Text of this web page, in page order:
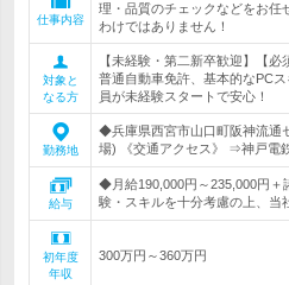
仕事内容
理・品質のチェックなどをお
わけではありません！
対象と
なる方
【未経験・第二新卒歓迎】【必
普通自動車免許、基本的な
員が未経験スタートで安心！
勤務地
◆兵庫県西宮市山口町阪神流通
場) 《交通アクセス》 ⇒神戸電
給与
◆月給190,000円～235,000円
験・スキルを十分考慮の上、当
初年度
年収
300万円～360万円